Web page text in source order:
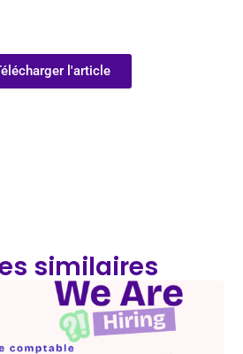
l'article
similaires